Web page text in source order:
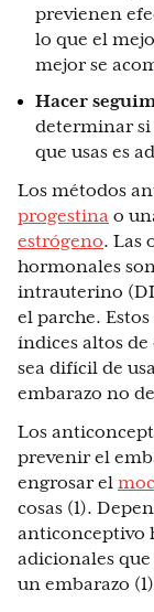
previenen
lo que el
mejor se
Hacer
determinar
que usas es
Los métodos
progestina o
estrógeno. Las
hormonales
intrauterino
el parche.
índices altos
sea difícil de
embarazo no
Los
prevenir el
engrosar el
cosas (1).
anticonceptivo
adicionales
un embarazo